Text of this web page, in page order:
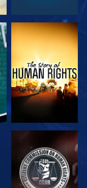
觀看
觀看